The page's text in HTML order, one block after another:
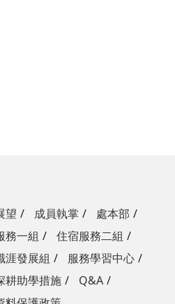
望 成員執掌
處本部
務一組
住宿服務二組
涯發展組
服務學習中心
耕助學措施
Q&A